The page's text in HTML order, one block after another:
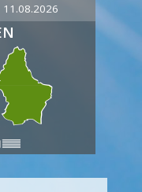
11.08.2026